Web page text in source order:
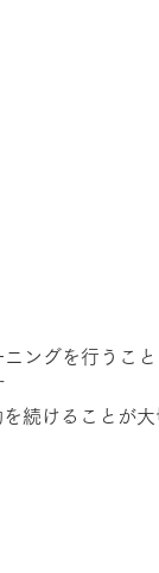
グを行うこ
続けることが大